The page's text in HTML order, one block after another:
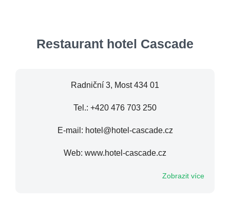
Restaurant hotel Cascade
Radniční 3, Most 434 01
Tel.: +420 476 703 250
E-mail: hotel@hotel-cascade.cz
Web: www.hotel-cascade.cz
Zobrazit více